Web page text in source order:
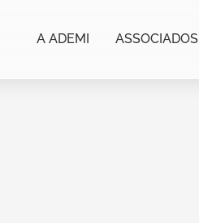
A ADEMI ASSOCIADOS